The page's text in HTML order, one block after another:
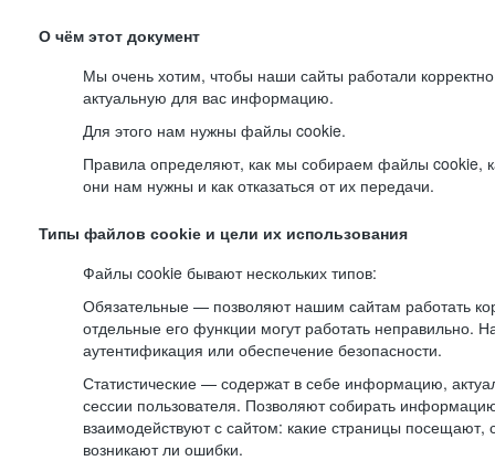
О чём этот документ
Мы очень хотим, чтобы наши сайты работали
актуальную для вас информацию.
Для этого нам нужны файлы cookie.
Правила определяют, как мы собираем файлы cookie,
они нам нужны и как отказаться от их передачи.
Типы файлов cookie и цели их использования
Файлы cookie бывают нескольких типов:
Обязательные — позволяют нашим сайтам работать
отдельные его функции могут работать неправильно.
аутентификация или обеспечение безопасности.
Статистические — содержат в себе информацию,
сессии пользователя. Позволяют собирать
взаимодействуют с сайтом: какие страницы посещают,
возникают ли ошибки.